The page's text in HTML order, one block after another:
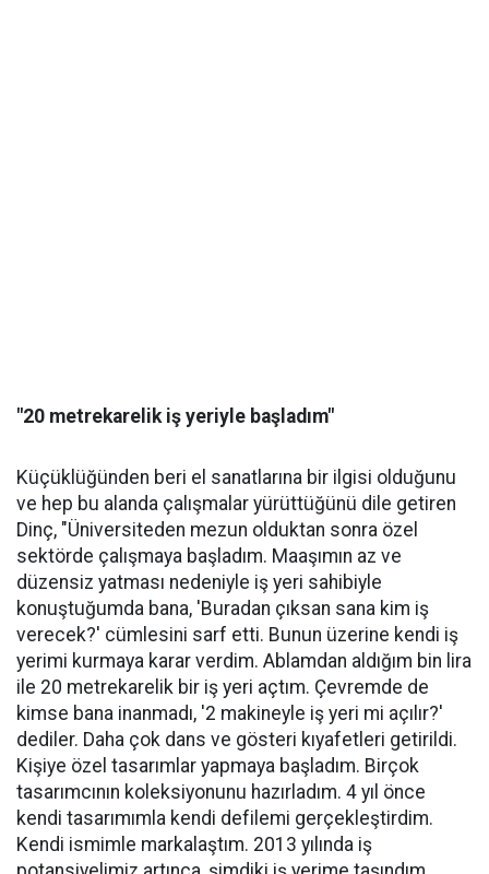
"20 metrekarelik iş yeriyle başladım"
Küçüklüğünden beri el sanatlarına bir ilgisi olduğunu
ve hep bu alanda çalışmalar yürüttüğünü dile getiren
Dinç, "Üniversiteden mezun olduktan sonra özel
sektörde çalışmaya başladım. Maaşımın az ve
düzensiz yatması nedeniyle iş yeri sahibiyle
konuştuğumda bana, 'Buradan çıksan sana kim iş
verecek?' cümlesini sarf etti. Bunun üzerine kendi iş
yerimi kurmaya karar verdim. Ablamdan aldığım bin lira
ile 20 metrekarelik bir iş yeri açtım. Çevremde de
kimse bana inanmadı, '2 makineyle iş yeri mi açılır?'
dediler. Daha çok dans ve gösteri kıyafetleri getirildi.
Kişiye özel tasarımlar yapmaya başladım. Birçok
tasarımcının koleksiyonunu hazırladım. 4 yıl önce
kendi tasarımımla kendi defilemi gerçekleştirdim.
Kendi ismimle markalaştım. 2013 yılında iş